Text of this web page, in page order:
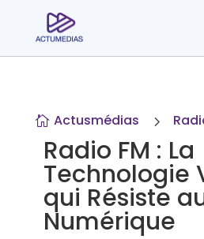
 Actusmédias 5
Radio FM : La
Technologie
qui Résiste
Numérique